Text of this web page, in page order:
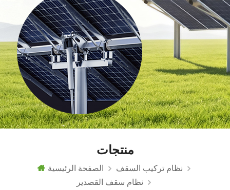
منتجات
الصفحة الرئيسية
نظام تركيب السقف
نظام سقف القصدير